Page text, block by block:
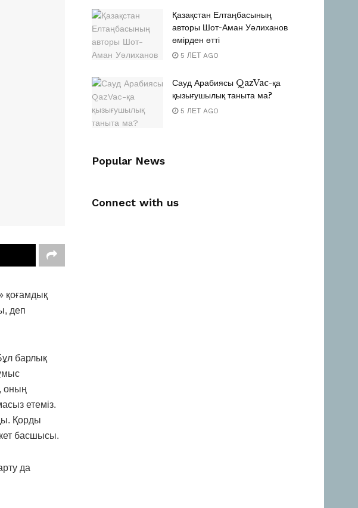
қоғамдық
деп
барлық
оның
етеміз.
Қорды
басшысы.
да
Қазақстан Елтаңбасының
авторы Шот-Аман Уәлиханов
өмірден өтті
5 ЛЕТ AGO
Сауд Арабиясы QazVac-қа
қызығушылық таныта ма?
5 ЛЕТ AGO
Popular News
Connect with us